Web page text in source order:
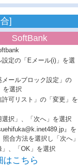
]
SoftBank
設定の「Eメール(i)」を選
メールブロック設定」の
を選択
許可リスト」の「変更」を
選択」、「次へ」を選択
』を
照合方法を選択し「次へ」
」、「OK」を選択
はこちら